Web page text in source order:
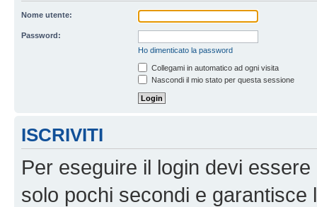
Nome utente:
Password:
Ho dimenticato la password
Collegami in automatico ad ogni visita
Nascondi il mio stato per questa sessione
ISCRIVITI
Per eseguire il login devi
solo pochi secondi e garantisce